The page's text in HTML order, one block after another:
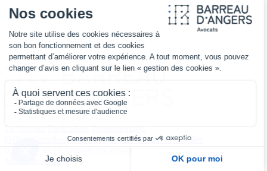
Actualités Contact Mentions légales
02 41 25 30 70
Mentions légales